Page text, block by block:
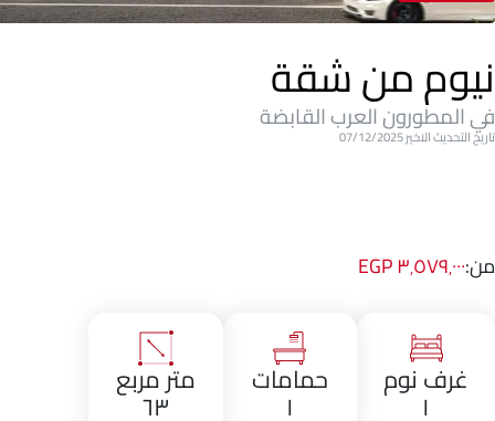
نيوم من شقة
في المطورون العرب القابضة
تاريخ التحديث الاخير 07/12/2025
من:٣٬٥٧٩٬٠٠٠ EGP
غرف نوم
١
حمامات
١
متر مربع
٦٣